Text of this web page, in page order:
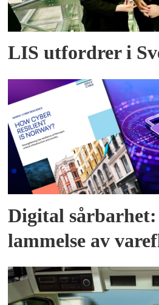
LIS utfordrer i
Digital
lammelse av